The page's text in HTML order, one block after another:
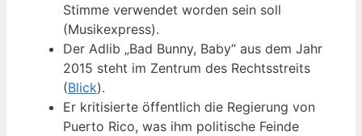
Stimme verwendet worden sein soll
(Musikexpress).
Der Adlib „Bad Bunny, Baby“ aus dem Jahr
2015 steht im Zentrum des Rechtsstreits
(Blick).
Er kritisierte öffentlich die Regierung von
Puerto Rico, was ihm politische Feinde